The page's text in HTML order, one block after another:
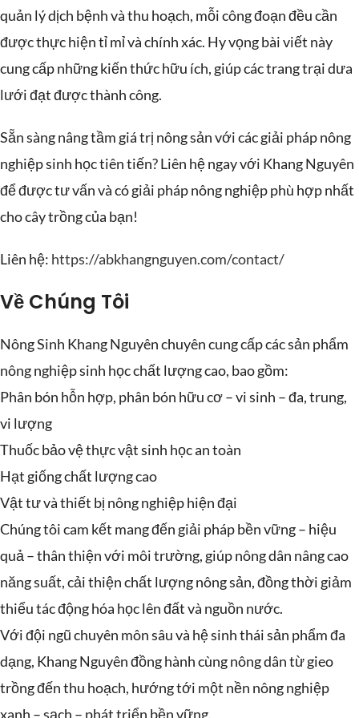
quản lý dịch bệnh và thu hoạch, mỗi công đoạn đều cần
được thực hiện tỉ mỉ và chính xác. Hy vọng bài viết này
cung cấp những kiến thức hữu ích, giúp các trang trại dưa
lưới đạt được thành công.
Sẵn sàng nâng tầm giá trị nông sản với các giải pháp nông
nghiệp sinh học tiên tiến? Liên hệ ngay với Khang Nguyên
để được tư vấn và có giải pháp nông nghiệp phù hợp nhất
cho cây trồng của bạn!
Liên hệ: https://abkhangnguyen.com/contact/
Về Chúng Tôi
Nông Sinh Khang Nguyên chuyên cung cấp các sản phẩm
nông nghiệp sinh học chất lượng cao, bao gồm:
Phân bón hỗn hợp, phân bón hữu cơ – vi sinh – đa, trung,
vi lượng
Thuốc bảo vệ thực vật sinh học an toàn
Hạt giống chất lượng cao
Vật tư và thiết bị nông nghiệp hiện đại
Chúng tôi cam kết mang đến giải pháp bền vững – hiệu
quả – thân thiện với môi trường, giúp nông dân nâng cao
năng suất, cải thiện chất lượng nông sản, đồng thời giảm
thiểu tác động hóa học lên đất và nguồn nước.
Với đội ngũ chuyên môn sâu và hệ sinh thái sản phẩm đa
dạng, Khang Nguyên đồng hành cùng nông dân từ gieo
trồng đến thu hoạch, hướng tới một nền nông nghiệp
xanh – sạch – phát triển bền vững.